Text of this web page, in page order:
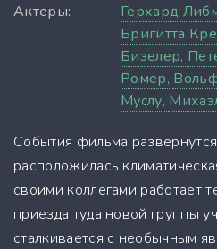
Актеры:
Герхард
Бригитта
Бизелер,
Ромер,
Муслу,
События фильма
расположилась
своими коллегами работает
приезда туда новой группы
сталкивается с необычным